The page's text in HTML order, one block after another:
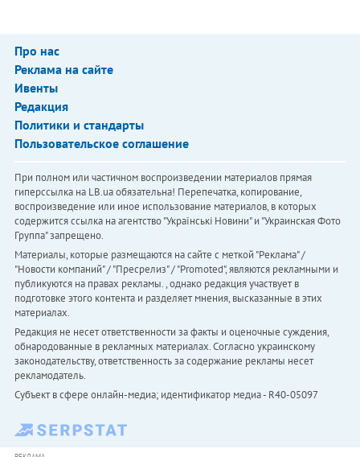
Про нас
Реклама на сайте
Ивенты
Редакция
Политики и стандарты
Пользовательское соглашение
При полном или частичном воспроизведении материалов прямая
гиперссылка на LB.ua обязательна! Перепечатка, копирование,
воспроизведение или иное использование материалов, в которых
содержится ссылка на агентство "Українськi Новини" и "Украинская Фото
Группа" запрещено.
Материалы, которые размещаются на сайте с меткой "Реклама" /
"Новости компаний" / "Пресрелиз" / "Promoted", являются рекламными и
публикуются на правах рекламы. , однако редакция участвует в
подготовке этого контента и разделяет мнения, высказанные в этих
материалах.
Редакция не несет ответственности за факты и оценочные суждения,
обнародованные в рекламных материалах. Согласно украинскому
законодательству, ответственность за содержание рекламы несет
рекламодатель.
Субъект в сфере онлайн-медиа; идентификатор медиа - R40-05097